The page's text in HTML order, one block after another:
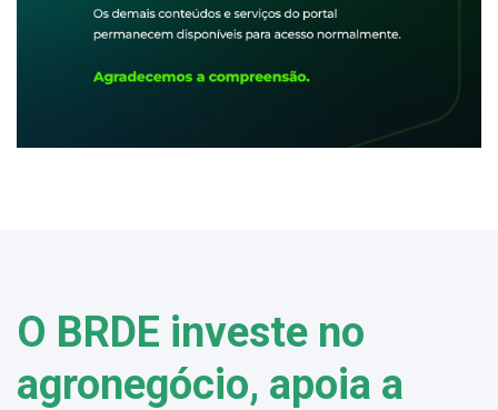
O BRDE investe no
agronegócio, apoia a